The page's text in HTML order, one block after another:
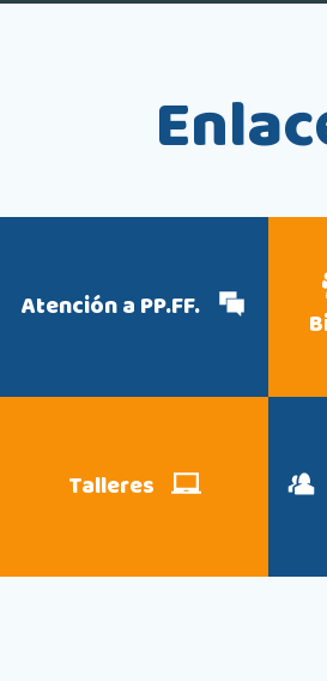
Atención a PP.FF.
Talleres